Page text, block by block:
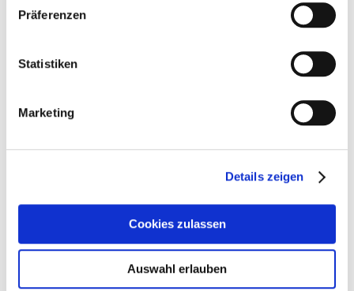
Präferenzen
Statistiken
Marketing
Details zeigen
Cookies zulassen
Auswahl erlauben
Flakes 15kg
20,00 €
In den Warenkorb
/ 1 Kilogram (kg)
In den Warenkorb